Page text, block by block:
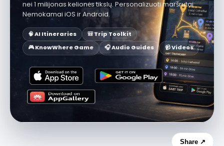
nei 1 milijonas kelionės tikslų. Personalizuoti maršrutai.
Nemokamai iOS ir Android.
🧠 AI Itineraries
🎒 Trip Toolkit
🎮 KnowWhere Game
🎧 Audio Guides 📹 Videos
Share ↗